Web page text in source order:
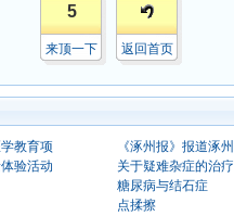
5
来顶一下 返回首页
教育项
验活动
《涿州报》报道涿
关于疑难杂症的治疗
糖尿病与结石症
点揉擦